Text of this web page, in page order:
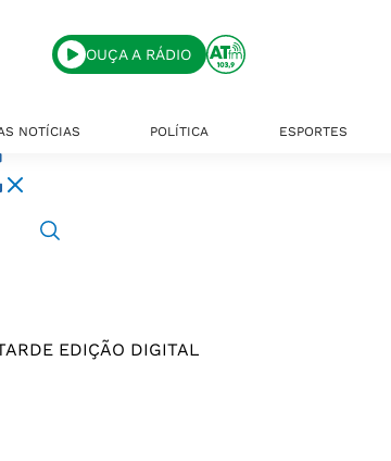
OUÇA A RÁDIO
NOTÍCIAS POLÍTICA ESPORTES
EDIÇÃO DIGITAL